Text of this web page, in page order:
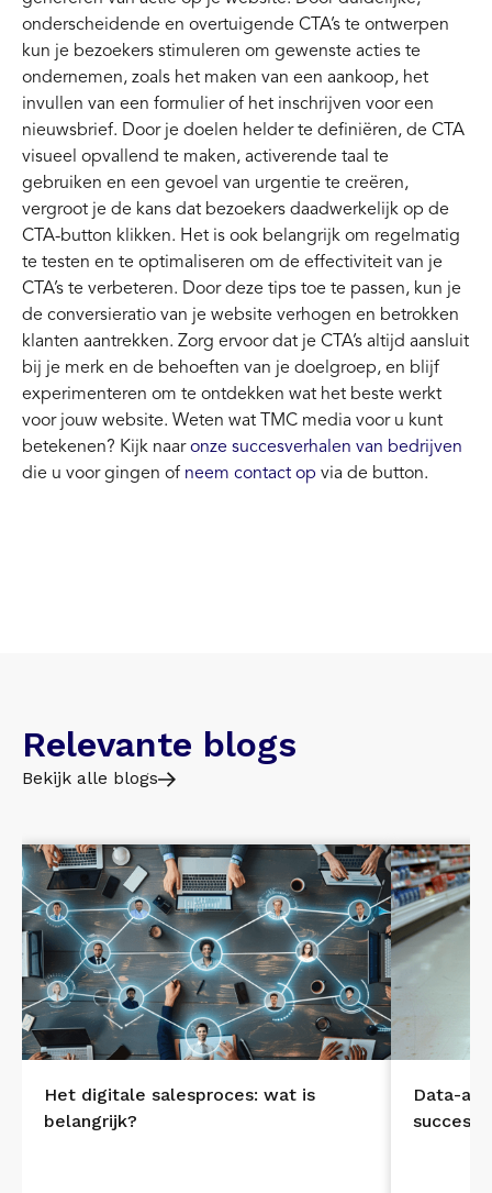
onderscheidende en overtuigende CTA’s te ontwerpen
kun je bezoekers stimuleren om gewenste acties te
ondernemen, zoals het maken van een aankoop, het
invullen van een formulier of het inschrijven voor een
nieuwsbrief. Door je doelen helder te definiëren, de CTA
visueel opvallend te maken, activerende taal te
gebruiken en een gevoel van urgentie te creëren,
vergroot je de kans dat bezoekers daadwerkelijk op de
CTA-button klikken. Het is ook belangrijk om regelmatig
te testen en te optimaliseren om de effectiviteit van je
CTA’s te verbeteren. Door deze tips toe te passen, kun je
de conversieratio van je website verhogen en betrokken
klanten aantrekken. Zorg ervoor dat je CTA’s altijd aansluit
bij je merk en de behoeften van je doelgroep, en blijf
experimenteren om te ontdekken wat het beste werkt
voor jouw website. Weten wat TMC media voor u kunt
betekenen? Kijk naaronze succesverhalen van bedrijven
die u voor gingen of neem contact op via de button.
Relevante blogs
Bekijk alle blogs
Het digitale salesproces: wat is
belangrijk?
Data-